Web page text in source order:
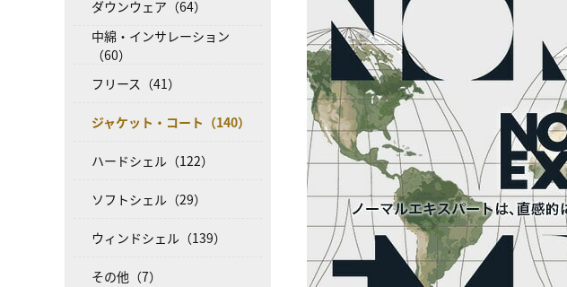
ダウンウェア（64）
中綿・インサレーション
（60）
フリース（41）
ジャケット・コート（140）
ハードシェル（122）
ソフトシェル（29）
ウィンドシェル（139）
その他（7）